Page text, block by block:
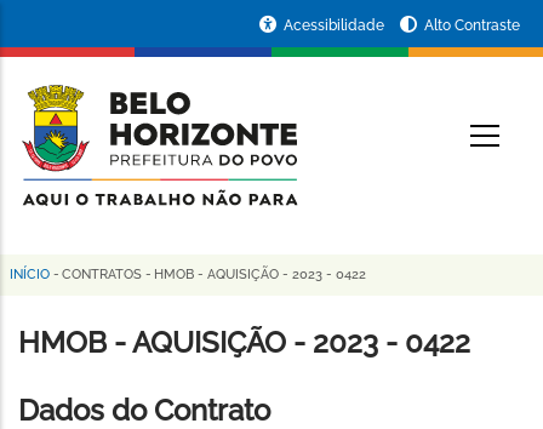
conteúdo
principal
da
Prefeitura
de
Horizonte
Acessibilidade Alto Contraste
Trilha
de
INÍCIO - CONTRATOS - HMOB - AQUISIÇÃO - 2023 - 0422
HMOB - AQUISIÇÃO - 2023 - 0422
Dados do Contrato